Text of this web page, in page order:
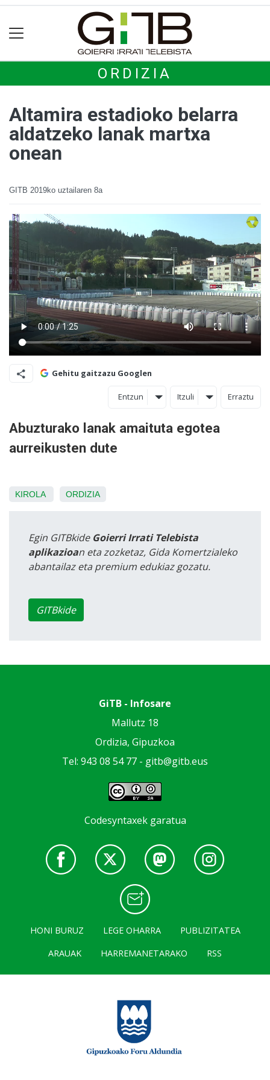
ORDIZIA
Altamira estadioko belarra
aldatzeko lanak martxa
onean
GITB 2019ko uztailaren 8a
Gehitu gaitzazu Googlen
Entzun Itzuli Erraztu
Abuzturako lanak amaituta egotea
aurreikusten dute
KIROLA ORDIZIA
Egin GITBkide Goierri Irrati Telebista
aplikazioan eta zozketaz, Gida Komertzialeko
abantailaz eta premium edukiaz gozatu.
GITBkide
GiTB - Infosare
Mallutz 18
Ordizia, Gipuzkoa
Tel: 943 08 54 77 - gitb@gitb.eus
Codesyntaxek garatua
HONI BURUZ LEGE OHARRA
PUBLIZITATEA
ARAUAK
HARREMANETARAKO RSS